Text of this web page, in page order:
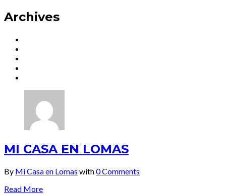
Archives
MI CASA EN LOMAS
By Mi Casa en Lomas with0 Comments
Read More